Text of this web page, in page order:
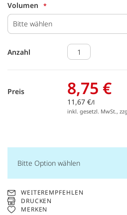
Volumen
Bitte wählen
Anzahl
Preis 8,75 €
11,67 €/l
inkl. gesetzl. MwSt.,
Bitte Option wählen
WEITEREMPFEHLEN
DRUCKEN
MERKEN